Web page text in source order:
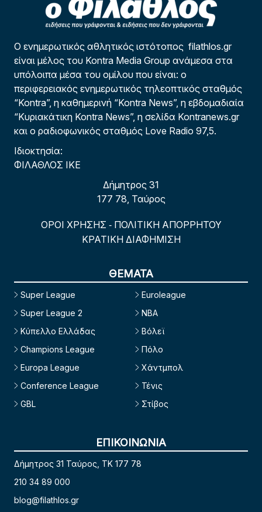
Ο ενημερωτικός αθλητικός ιστότοπος filathlos.gr
είναι μέλος του Kontra Media Group ανάμεσα στα
υπόλοιπα μέσα του ομίλου που είναι: ο
περιφερειακός ενημερωτικός τηλεοπτικός σταθμός
“Kontra”, η καθημερινή “Kontra News”, η εβδομαδιαία
“Κυριακάτικη Kontra News”, η σελίδα Kontranews.gr
και ο ραδιοφωνικός σταθμός Love Radio 97,5.
Ιδιοκτησία:
ΦΙΛΑΘΛΟΣ ΙΚΕ
Δήμητρος 31
177 78, Ταύρος
ΟΡΟΙ ΧΡΗΣΗΣ - ΠΟΛΙΤΙΚΗ ΑΠΟΡΡΗΤΟΥ
ΚΡΑΤΙΚΗ ΔΙΑΦΗΜΙΣΗ
ΘΕΜΑΤΑ
Super League
Super League 2
Κύπελλο Ελλάδας
Champions League
Europa League
Conference League
GBL
Euroleague
NBA
Βόλεϊ
Πόλο
Χάντμπολ
Τένις
Στίβος
ΕΠΙΚΟΙΝΩΝΙΑ
Δήμητρος 31 Ταύρος, TK 177 78
210 34 89 000
blog@filathlos.gr